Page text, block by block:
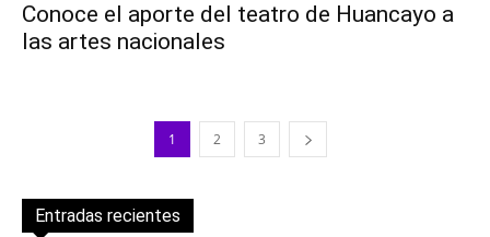
Conoce el aporte del teatro de Huancayo a
las artes nacionales
1 2 3
Entradas recientes